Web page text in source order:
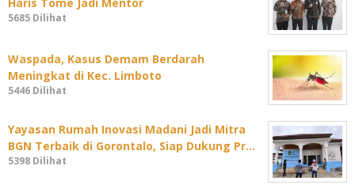
Haris Tome Jadi Mentor
5685 Dilihat
Waspada, Kasus Demam Berdarah
Meningkat di Kec. Limboto
5446 Dilihat
Yayasan Rumah Inovasi Madani Jadi Mitra
BGN Terbaik di Gorontalo, Siap Dukung Pr…
5398 Dilihat